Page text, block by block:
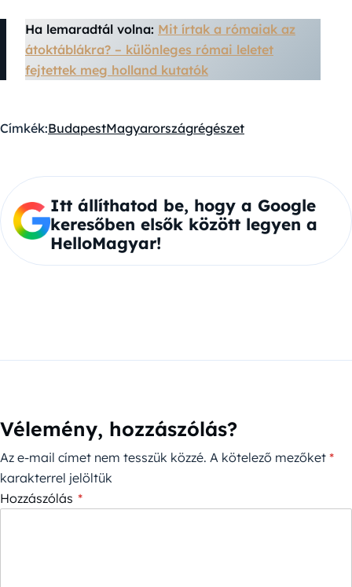
Ha lemaradtál volna: Mit írtak a rómaiak az
átoktáblákra? – különleges római leletet
fejtettek meg holland kutatók
Címkék:BudapestMagyarországrégészet
Itt állíthatod be, hogy a Google
keresőben elsők között legyen a
HelloMagyar!
Vélemény, hozzászólás?
Az e-mail címet nem tesszük közzé. A kötelező mezőket *
karakterrel jelöltük
Hozzászólás *